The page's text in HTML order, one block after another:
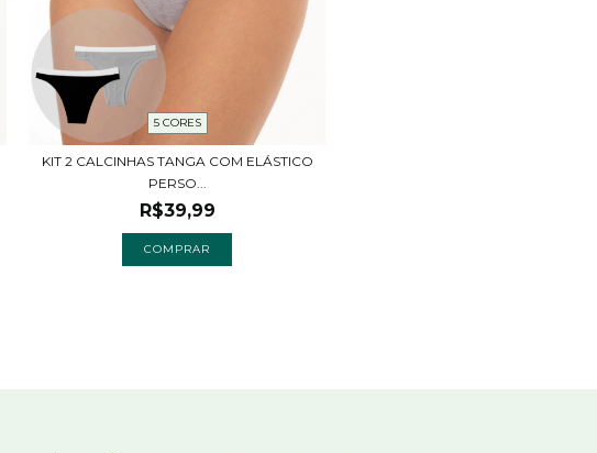
5 CORES
KIT 2 CALCINHAS TANGA COM ELÁSTICO
PERSO...
R$39,99
COMPRAR